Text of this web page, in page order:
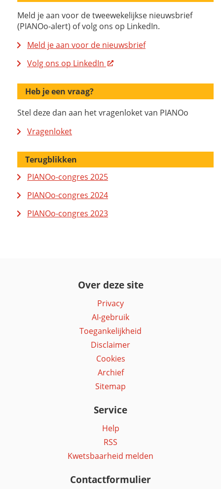
Meld je aan voor de tweewekelijkse nieuwsbrief
(PIANOo-alert) of volg ons op LinkedIn.
Meld je aan voor de nieuwsbrief
Volg ons op LinkedIn
Heb je een vraag?
Stel deze dan aan het vragenloket van PIANOo
Vragenloket
Terugblikken
PIANOo-congres 2025
PIANOo-congres 2024
PIANOo-congres 2023
Over deze site
Privacy
AI-gebruik
Toegankelijkheid
Disclaimer
Cookies
Archief
Sitemap
Service
Help
RSS
Kwetsbaarheid melden
Contactformulier